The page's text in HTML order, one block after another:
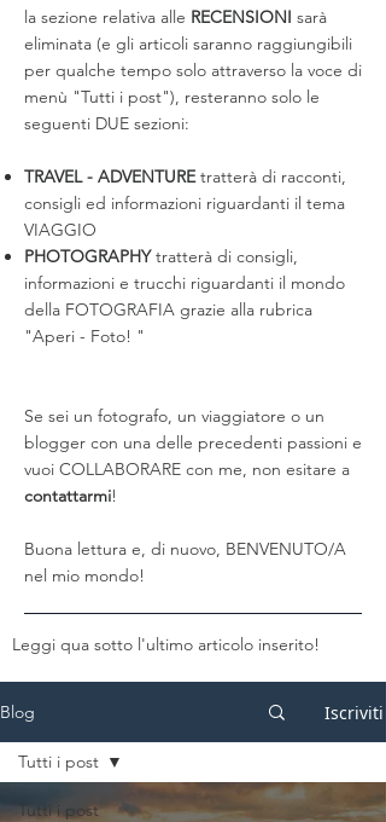
la sezione relativa alle RECENSIONI sarà
eliminata (e gli articoli saranno raggiungibili
per qualche tempo solo attraverso la voce di
menù "Tutti i post"), resteranno solo le
seguenti DUE sezioni:
TRAVEL - ADVENTUREtratterà di racconti,
consigli ed informazioni riguardanti il tema
VIAGGIO
PHOTOGRAPHYtratterà di consigli,
informazioni e trucchi riguardanti il mondo
della FOTOGRAFIA grazie alla rubrica
"Aperi - Foto! "
Se sei un fotografo, un viaggiatore o un
blogger con una delle precedenti passioni e
vuoi COLLABORARE con me, non esitare a
contattarmi!
Buona lettura e, di nuovo, BENVENUTO/A
nel mio mondo!
Leggi qua sotto l'ultimo articolo inserito!
Blog Iscriviti
Tutti i post
Tutti i post